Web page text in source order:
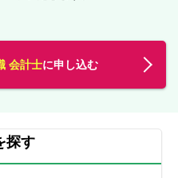
会計士に申し込む
探す